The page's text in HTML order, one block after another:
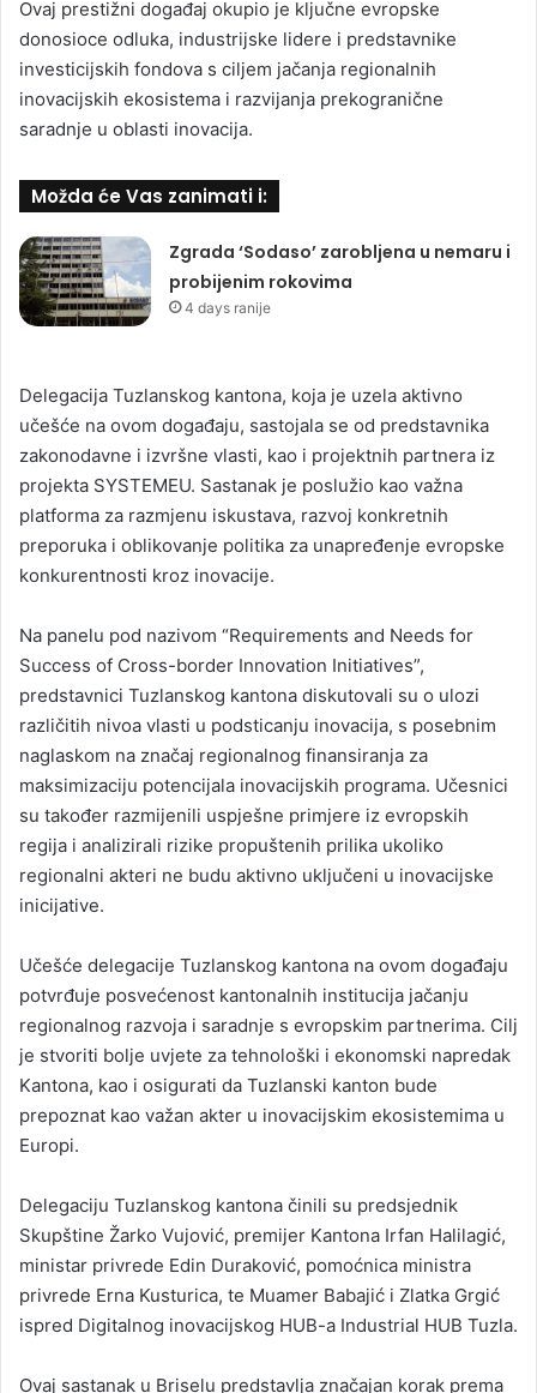
Ovaj prestižni događaj okupio je ključne evropske
donosioce odluka, industrijske lidere i predstavnike
investicijskih fondova s ciljem jačanja regionalnih
inovacijskih ekosistema i razvijanja prekogranične
saradnje u oblasti inovacija.
Možda će Vas zanimati i:
Zgrada ‘Sodaso’ zarobljena u nemaru i
probijenim rokovima
4 days ranije
Delegacija Tuzlanskog kantona, koja je uzela aktivno
učešće na ovom događaju, sastojala se od predstavnika
zakonodavne i izvršne vlasti, kao i projektnih partnera iz
projekta SYSTEMEU. Sastanak je poslužio kao važna
platforma za razmjenu iskustava, razvoj konkretnih
preporuka i oblikovanje politika za unapređenje evropske
konkurentnosti kroz inovacije.
Na panelu pod nazivom “Requirements and Needs for
Success of Cross-border Innovation Initiatives”,
predstavnici Tuzlanskog kantona diskutovali su o ulozi
različitih nivoa vlasti u podsticanju inovacija, s posebnim
naglaskom na značaj regionalnog finansiranja za
maksimizaciju potencijala inovacijskih programa. Učesnici
su također razmijenili uspješne primjere iz evropskih
regija i analizirali rizike propuštenih prilika ukoliko
regionalni akteri ne budu aktivno uključeni u inovacijske
inicijative.
Učešće delegacije Tuzlanskog kantona na ovom događaju
potvrđuje posvećenost kantonalnih institucija jačanju
regionalnog razvoja i saradnje s evropskim partnerima. Cilj
je stvoriti bolje uvjete za tehnološki i ekonomski napredak
Kantona, kao i osigurati da Tuzlanski kanton bude
prepoznat kao važan akter u inovacijskim ekosistemima u
Europi.
Delegaciju Tuzlanskog kantona činili su predsjednik
Skupštine Žarko Vujović, premijer Kantona Irfan Halilagić,
ministar privrede Edin Duraković, pomoćnica ministra
privrede Erna Kusturica, te Muamer Babajić i Zlatka Grgić
ispred Digitalnog inovacijskog HUB-a Industrial HUB Tuzla.
Ovaj sastanak u Briselu predstavlja značajan korak prema